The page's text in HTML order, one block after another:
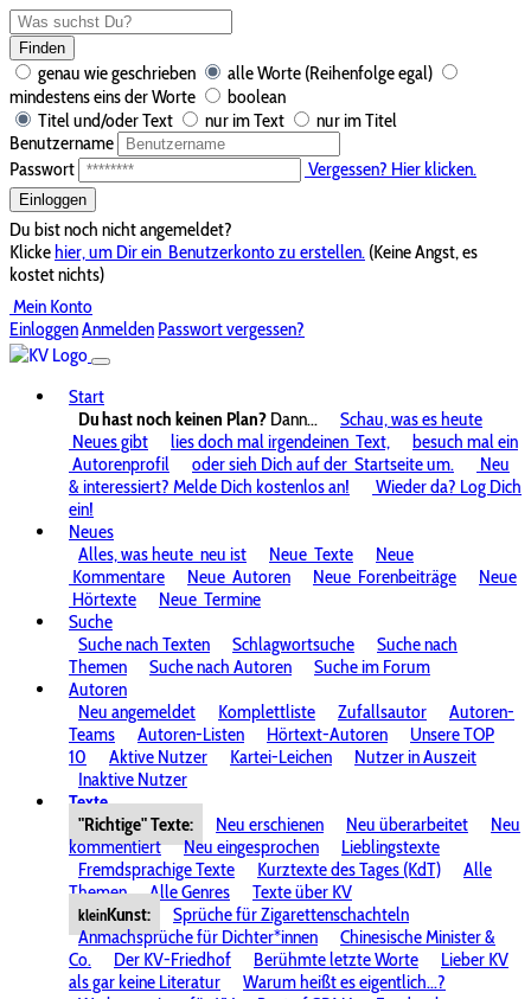
Finden
genau wie geschrieben
alle Worte (Reihenfolge egal)
mindestens eins der Worte
boolean
Titel und/oder Text
nur im Text
nur im Titel
Benutzername
Passwort
Vergessen? Hier klicken.
Einloggen
Du bist noch nicht angemeldet?
Klickehier, um Dir ein Benutzerkonto zu erstellen. (Keine Angst, es
kostet nichts)
Mein Konto
EinloggenAnmelden Passwort vergessen?
Start
Du hast noch keinen Plan? Dann...
Schau, was es heute
Neues gibt
lies doch mal irgendeinen Text,
besuch mal ein
Autorenprofil
oder sieh Dich auf der Startseite um.
Neu
& interessiert? Melde Dich kostenlos an!
Wieder da? Log Dich
ein!
Neues
Alles, was heute neu ist Neue Texte
Neue
Kommentare
Neue Autoren Neue Forenbeiträge
Neue
Hörtexte
Neue Termine
Suche
Suche nach Texten
Schlagwortsuche
Suche nach
Themen
Suche nach Autoren
Suche im Forum
Autoren
Neu angemeldet
Komplettliste Zufallsautor
Autoren-
Teams
Autoren-Listen Hörtext-Autoren
Unsere TOP
10
Aktive Nutzer Kartei-Leichen
Nutzer in Auszeit
Inaktive Nutzer
Texte
"Richtige" Texte:
Neu erschienen Neu überarbeitet
Neu
kommentiert
Neu eingesprochen
Lieblingstexte
Fremdsprachige Texte
Kurztexte des Tages (KdT)
Alle
Themen
Alle Genres Texte über KV
kleinKunst:
Sprüche für Zigarettenschachteln
Anmachsprüche für Dichter*innen
Chinesische Minister &
Co.
Der KV-Friedhof Berühmte letzte Worte
Lieber KV
als gar keine Literatur
Warum heißt es eigentlich...?